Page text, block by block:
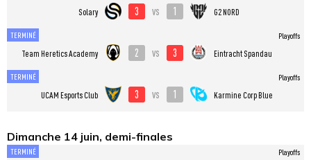
Solary 3 vs 1 G2 NORD
TERMINÉ
Team Heretics Academy 2 vs 3 Eintracht Spandau
Playoffs
TERMINÉ
UCAM Esports Club 3 vs 1 Karmine Corp Blue
Playoffs
Dimanche 14 juin, demi-finales
TERMINÉ Playoffs